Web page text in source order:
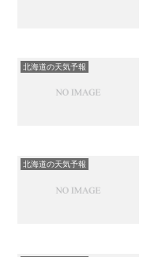
北海道の天気予報
北海道の天気予報